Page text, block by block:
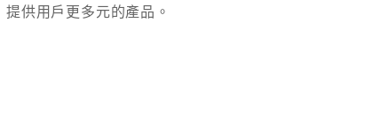
供用戶更多元的產品。